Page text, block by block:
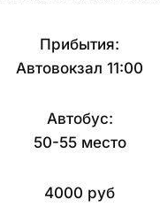
Прибытия:
Автовокзал 11:00
Автобус:
50-55 место
4000 руб